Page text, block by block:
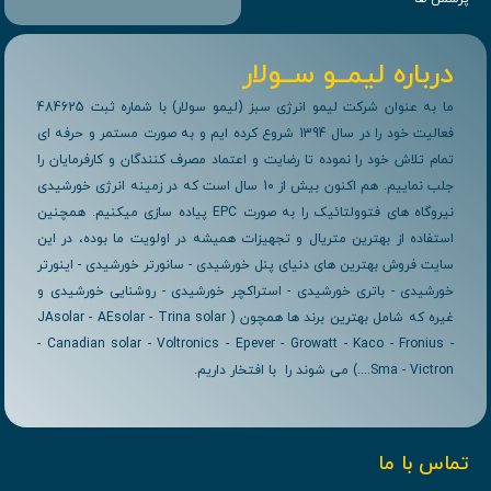
درباره لیمــو ســولار
ما به عنوان شرکت لیمو انرژی سبز (لیمو سولار) با شماره ثبت 484625
فعالیت خود را در سال 1394 شروع کرده ایم و به صورت مستمر و حرفه ای
تمام تلاش خود را نموده تا رضایت و اعتماد مصرف کنندگان و کارفرمایان را
جلب نماییم. هم اکنون بیش از 10 سال است که در زمینه انرژی خورشیدی
نیروگاه های فتوولتائیک را به صورت EPC پیاده سازی میکنیم. همچنین
استفاده از بهترین متریال و تجهیزات همیشه در اولویت ما بوده، در این
سایت فروش بهترین های دنیای پنل خورشیدی - سانورتر خورشیدی - اینورتر
خورشیدی - باتری خورشیدی - استراکچر خورشیدی - روشنایی خورشیدی و
غیره که شامل بهترین برند ها همچون ( JAsolar - AEsolar - Trina solar
- Canadian solar - Voltronics - Epever - Growatt - Kaco - Fronius -
Sma - Victron....) می شوند را با افتخار داریم.
تماس با ما